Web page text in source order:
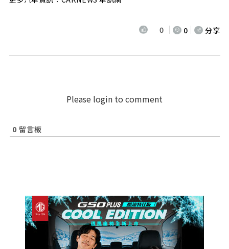
0 0 分享
Please login to comment
0 留言板